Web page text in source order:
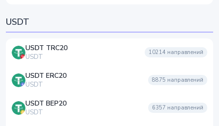
USDT
USDT TRC20
USDT
10214 направлений
USDT ERC20
USDT
8875 направлений
USDT BEP20
USDT
6357 направлений